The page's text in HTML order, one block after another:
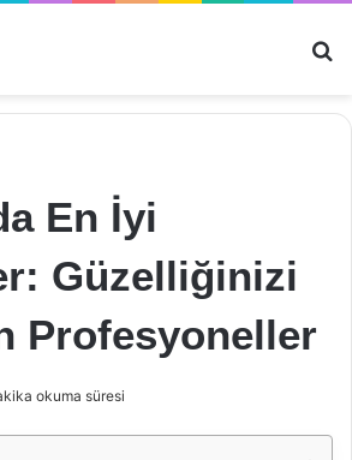
En İyi
Güzelliğinizi
Profesyoneller
okuma süresi